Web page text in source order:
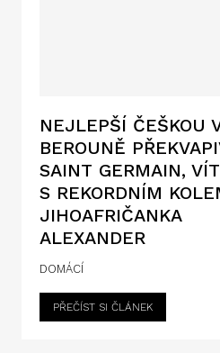
NEJLEPŠÍ ČEŠKOU
BEROUNĚ
SAINT GERMAIN,
S REKORDNÍM
JIHOAFRIČANKA
ALEXANDER
DOMÁCÍ
PŘEČÍST SI ČLÁNEK